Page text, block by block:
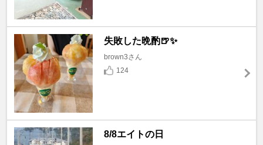
失敗した晩酌🍺✨
brown3さん
124
8/8エイトの日